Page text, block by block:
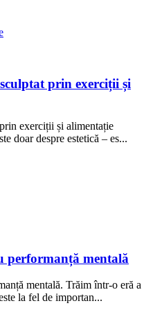
prin exerciții și
exerciții și alimentație
doar despre estetică – es...
performanță mentală
mentală. Trăim într-o eră a
la fel de importan...